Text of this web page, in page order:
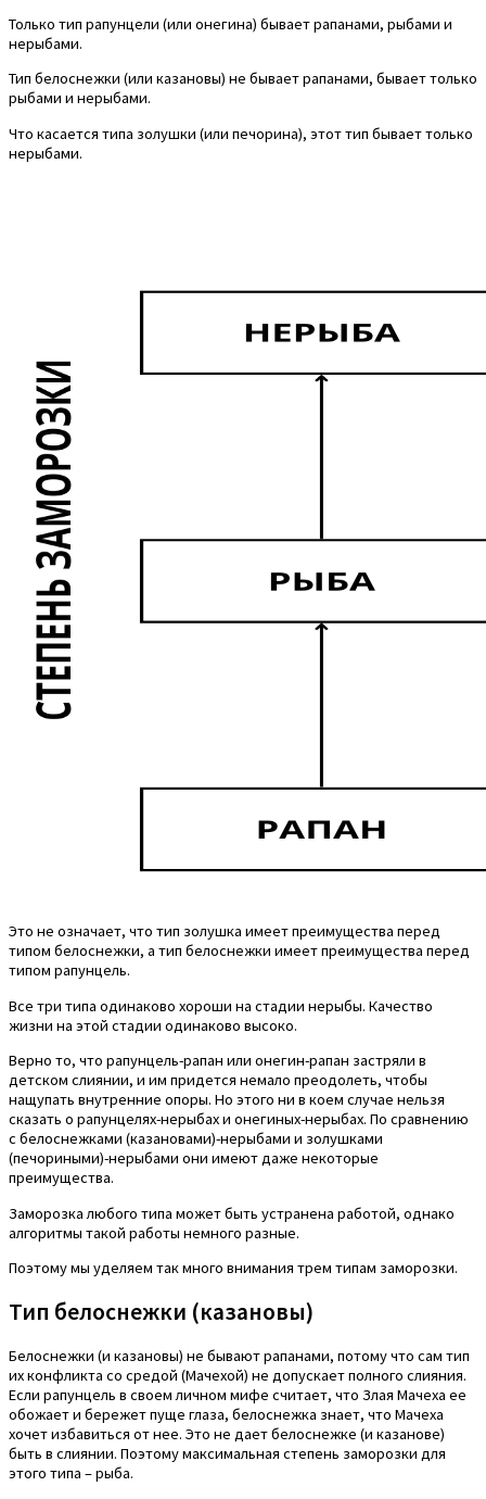
Только тип рапунцели (или онегина) бывает рапанами, рыбами и
нерыбами.
Тип белоснежки (или казановы) не бывает рапанами, бывает только
рыбами и нерыбами.
Что касается типа золушки (или печорина), этот тип бывает только
нерыбами.
Это не означает, что тип золушка имеет преимущества перед
типом белоснежки, а тип белоснежки имеет преимущества перед
типом рапунцель.
Все три типа одинаково хороши на стадии нерыбы. Качество
жизни на этой стадии одинаково высоко.
Верно то, что рапунцель-рапан или онегин-рапан застряли в
детском слиянии, и им придется немало преодолеть, чтобы
нащупать внутренние опоры. Но этого ни в коем случае нельзя
сказать о рапунцелях-нерыбах и онегиных-нерыбах. По сравнению
с белоснежками (казановами)-нерыбами и золушками
(печориными)-нерыбами они имеют даже некоторые
преимущества.
Заморозка любого типа может быть устранена работой, однако
алгоритмы такой работы немного разные.
Поэтому мы уделяем так много внимания трем типам заморозки.
Тип белоснежки (казановы)
Белоснежки (и казановы) не бывают рапанами, потому что сам тип
их конфликта со средой (Мачехой) не допускает полного слияния.
Если рапунцель в своем личном мифе считает, что Злая Мачеха ее
обожает и бережет пуще глаза, белоснежка знает, что Мачеха
хочет избавиться от нее. Это не дает белоснежке (и казанове)
быть в слиянии. Поэтому максимальная степень заморозки для
этого типа – рыба.